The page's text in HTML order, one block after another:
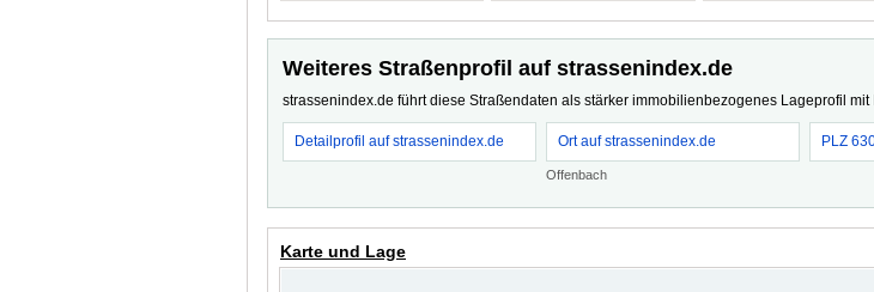
Weiteres Straßenprofil auf strassenindex.de
strassenindex.de führt diese Straßendaten als stärker immobilienbezogenes Lageprofil
Detailprofil auf strassenindex.de Ort auf strassenindex.de
Offenbach
PLZ
Karte und Lage